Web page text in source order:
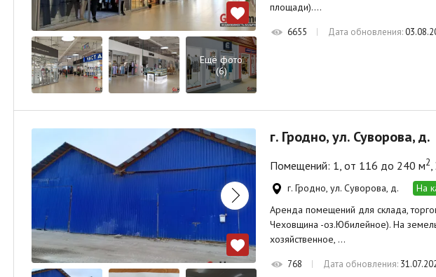
Ещё фото
(6)
площади).…
6655 Дата обновления:
г. Гродно, ул. Суворова, д.
Помещений: 1, от 116 до 240 м2
г. Гродно, ул. Суворова, д.
На
Аренда помещений для склада,
Чеховщина -оз.Юбилейное). На
хозяйственное, …
768 Дата обновления: